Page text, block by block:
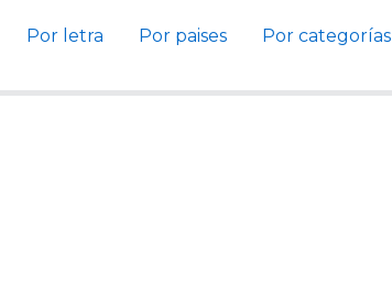
Por letra Por paises Por categorías